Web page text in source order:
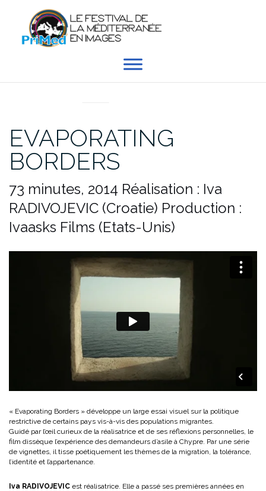
contenu
EVAPORATING
BORDERS
73 minutes, 2014 Réalisation : Iva
RADIVOJEVIC (Croatie) Production :
Ivaasks Films (Etats-Unis)
« Evaporating Borders » développe un large essai visuel sur la politique
restrictive de certains pays vis-à-vis des populations migrantes.
Guidé par l’œil curieux de la réalisatrice et de ses réflexions personnelles, le
film dissèque l’expérience des demandeurs d’asile à Chypre. Par une série
de vignettes, il tisse poétiquement les thèmes de la migration, la tolérance,
l’identité et l’appartenance.
Iva RADIVOJEVIC est réalisatrice. Elle a passé ses premières années en